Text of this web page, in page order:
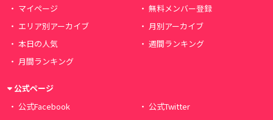
マイページ
無料メンバー登録
エリア別アーカイブ
月別アーカイブ
本日の人気
週間ランキング
月間ランキング
公式ページ
公式Facebook
公式Twitter